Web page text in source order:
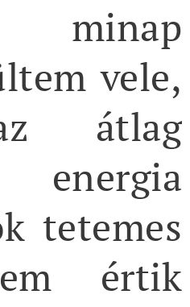
vele,
átlag
energia
tetemes
értik